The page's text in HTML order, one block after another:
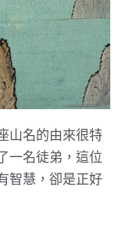
山名的由來很特
一名徒弟，這位
智慧，卻是正好